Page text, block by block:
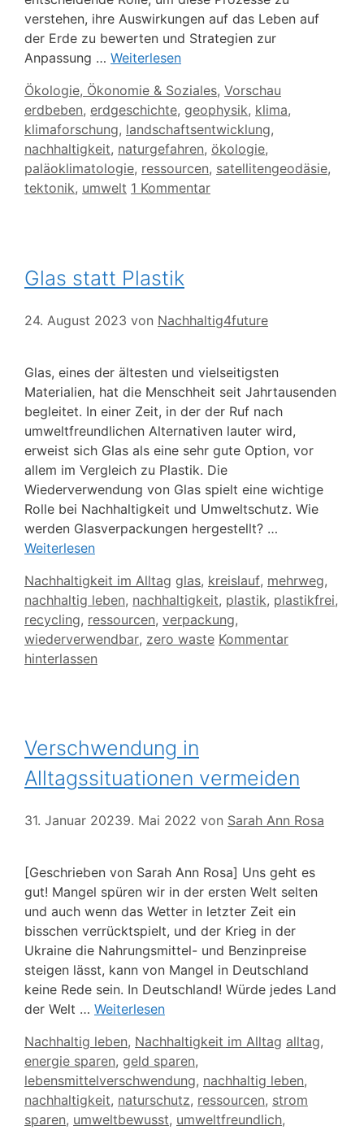
verstehen, ihre Auswirkungen auf das Leben auf
der Erde zu bewerten und Strategien zur
Anpassung … Weiterlesen
Kategorien
Ökologie, Ökonomie & Soziales, Vorschau
Schlagwörter
erdbeben, erdgeschichte, geophysik, klima,
klimaforschung, landschaftsentwicklung,
nachhaltigkeit, naturgefahren, ökologie,
paläoklimatologie, ressourcen, satellitengeodäsie,
tektonik, umwelt 1 Kommentar
Glas statt Plastik
24. August 2023 von Nachhaltig4future
Glas, eines der ältesten und vielseitigsten
Materialien, hat die Menschheit seit Jahrtausenden
begleitet. In einer Zeit, in der der Ruf nach
umweltfreundlichen Alternativen lauter wird,
erweist sich Glas als eine sehr gute Option, vor
allem im Vergleich zu Plastik. Die
Wiederverwendung von Glas spielt eine wichtige
Rolle bei Nachhaltigkeit und Umweltschutz. Wie
werden Glasverpackungen hergestellt? …
Weiterlesen
Kategorien
Nachhaltigkeit im Alltag Schlagwörter
glas, kreislauf, mehrweg,
nachhaltig leben, nachhaltigkeit, plastik, plastikfrei,
recycling, ressourcen, verpackung,
wiederverwendbar, zero waste Kommentar
hinterlassen
Verschwendung in
Alltagssituationen vermeiden
31. Januar 20239. Mai 2022 von Sarah Ann Rosa
[Geschrieben von Sarah Ann Rosa] Uns geht es
gut! Mangel spüren wir in der ersten Welt selten
und auch wenn das Wetter in letzter Zeit ein
bisschen verrücktspielt, und der Krieg in der
Ukraine die Nahrungsmittel- und Benzinpreise
steigen lässt, kann von Mangel in Deutschland
keine Rede sein. In Deutschland! Würde jedes Land
der Welt … Weiterlesen
Kategorien
Nachhaltig leben, Nachhaltigkeit im Alltag alltag,
energie sparen, geld sparen,
lebensmittelverschwendung, nachhaltig leben,
nachhaltigkeit, naturschutz, ressourcen, strom
sparen, umweltbewusst, umweltfreundlich,